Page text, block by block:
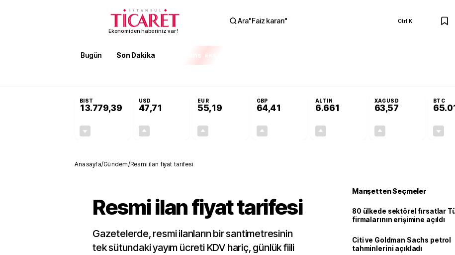
Ekonomiden haberiniz var!
Ara"Faiz kararı" Ctrl K
Bugün Son Dakika Finans EKSTRA
BIST
13.779,39
USD
47,71
EUR
55,19
GBP
64,41
ALTIN
6.661
XAGUSD
63,57
BTC
Anasayfa/Gündem/Resmi ilan fiyat tarifesi
Resmi ilan fiyat tarifesi
Gazetelerde, resmi ilanların bir santimetresinin
tek sütundaki yayım ücreti KDV hariç, günlük fiili
Manşetten Seçmeler
80 ülkede sektörel fırsatlar
firmalarının erişimine açıldı
Citi ve Goldman Sachs petrol
tahminlerini açıkladı